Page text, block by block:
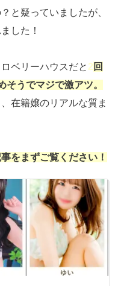
と疑っていましたが、
した！
ベリーハウスだと 2 回
うでマジで激アツ。
在籍嬢のリアルな質ま
をまずご覧ください！